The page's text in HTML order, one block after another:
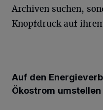
Archiven suchen,
Knopfdruck auf
Auf den
Ökostrom umstellen